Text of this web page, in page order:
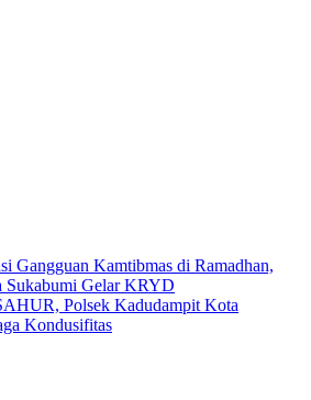
Gangguan Kamtibmas di Ramadhan,
Sukabumi Gelar KRYD
Polsek Kadudampit Kota
Kondusifitas